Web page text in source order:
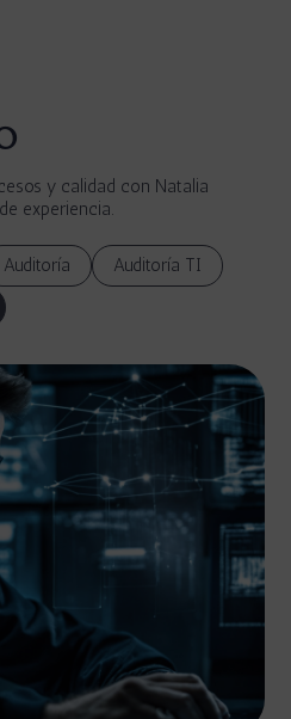
y calidad con Natalia
experiencia.
Auditoría
Auditoría TI